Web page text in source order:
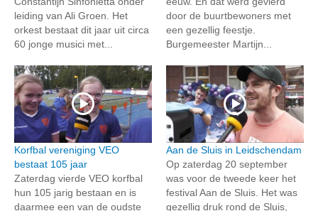
leiding van Ali Groen. Het
orkest bestaat dit jaar uit circa
60 jonge musici met...
door de buurtbewoners met
een gezellig feestje.
Burgemeester Martijn...
Korfbal vereniging VEO
bestaat 105 jaar
Zaterdag vierde VEO korfbal
hun 105 jarig bestaan en is
daarmee een van de oudste
Aan de Sluis in Leidschendam
Op zaterdag 20 september
was voor de tweede keer het
festival Aan de Sluis. Het was
gezellig druk rond de Sluis,